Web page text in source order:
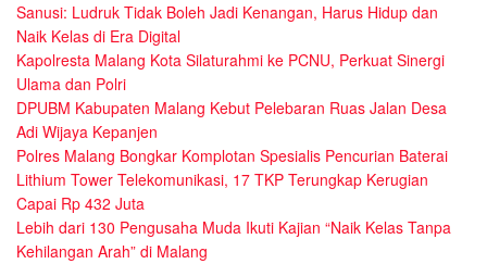
Sanusi: Ludruk Tidak Boleh Jadi Kenangan, Harus Hidup dan
Naik Kelas di Era Digital
Kapolresta Malang Kota Silaturahmi ke PCNU, Perkuat Sinergi
Ulama dan Polri
DPUBM Kabupaten Malang Kebut Pelebaran Ruas Jalan Desa
Adi Wijaya Kepanjen
Polres Malang Bongkar Komplotan Spesialis Pencurian Baterai
Lithium Tower Telekomunikasi, 17 TKP Terungkap Kerugian
Capai Rp 432 Juta
Lebih dari 130 Pengusaha Muda Ikuti Kajian “Naik Kelas Tanpa
Kehilangan Arah” di Malang